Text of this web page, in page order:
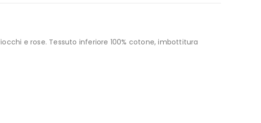
e rose. Tessuto inferiore 100% cotone, imbottitura